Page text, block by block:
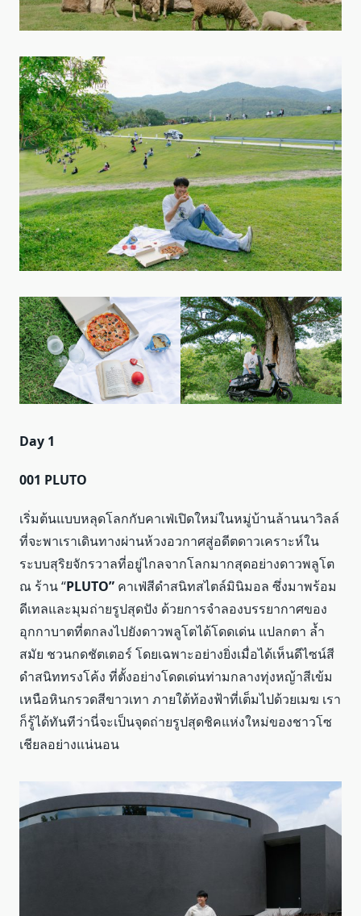
Day 1
001 PLUTO
เริ่มต้นแบบหลุดโลกกับคาเฟ่เปิดใหม่ในหมู่บ้านล้านนาวิลล์
ที่จะพาเราเดินทางผ่านห้วงอวกาศสู่อดีตดาวเคราะห์ใน
ระบบสุริยจักรวาลที่อยู่ไกลจากโลกมากสุดอย่างดาวพลูโต
ณ ร้าน “PLUTO” คาเฟ่สีดำสนิทสไตล์มินิมอล ซึ่งมาพร้อม
ดีเทลและมุมถ่ายรูปสุดปัง ด้วยการจำลองบรรยากาศของ
อุกกาบาตที่ตกลงไปยังดาวพลูโตได้โดดเด่น แปลกตา ล้ำ
สมัย ชวนกดชัตเตอร์ โดยเฉพาะอย่างยิ่งเมื่อได้เห็นดีไซน์สี
ดำสนิททรงโค้ง ที่ตั้งอย่างโดดเด่นท่ามกลางทุ่งหญ้าสีเข้ม
เหนือหินกรวดสีขาวเทา ภายใต้ท้องฟ้าที่เต็มไปด้วยเมฆ เรา
ก็รู้ได้ทันทีว่านี่จะเป็นจุดถ่ายรูปสุดชิคแห่งใหม่ของชาวโซ
เชียลอย่างแน่นอน